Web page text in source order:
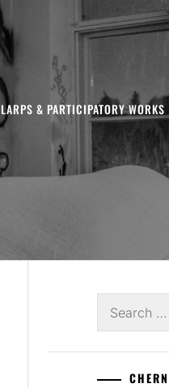
LARPS & PARTICIPATORY WORKS
for: